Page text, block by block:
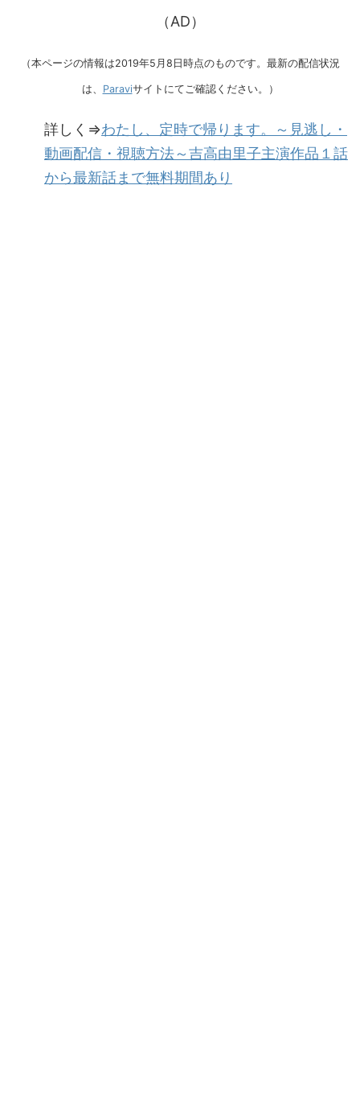
（AD）
（本ページの情報は2019年5月8日時点のものです。最新の配信状況
は、 Paraviサイトにてご確認ください。）
詳しく⇒わたし、定時で帰ります。～見逃し・
動画配信・視聴方法～吉高由里子主演作品１話
から最新話まで無料期間あり